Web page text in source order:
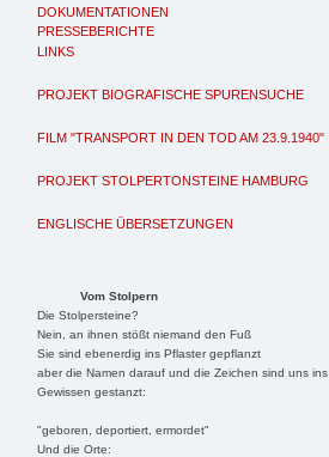
DOKUMENTATIONEN
PRESSEBERICHTE
LINKS
PROJEKT BIOGRAFISCHE SPURENSUCHE
FILM "TRANSPORT IN DEN TOD AM 23.9.1940"
PROJEKT STOLPERTONSTEINE HAMBURG
ENGLISCHE ÜBERSETZUNGEN
Vom Stolpern
Die Stolpersteine?
Nein, an ihnen stößt niemand den Fuß
Sie sind ebenerdig ins Pflaster gepflanzt
aber die Namen darauf und die Zeichen sind uns ins
Gewissen gestanzt:
"geboren, deportiert, ermordet"
Und die Orte: